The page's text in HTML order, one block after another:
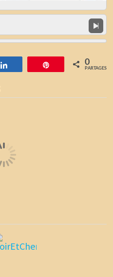
Épingle 0
PARTAGES